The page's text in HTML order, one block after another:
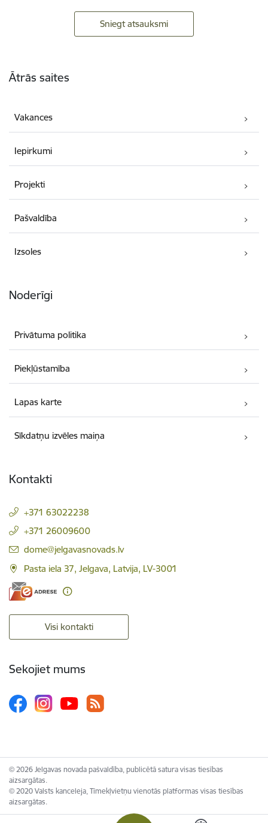
Sniegt atsauksmi
Ātrās saites
Vakances
Iepirkumi
Projekti
Pašvaldība
Izsoles
Noderīgi
Privātuma politika
Piekļūstamība
Lapas karte
Sīkdatņu izvēles maiņa
Kontakti
+371 63022238
+371 26009600
E-pasts:
dome@jelgavasnovads.lv
Pasta iela 37, Jelgava, Latvija, LV-3001
Visi kontakti
Sekojiet mums
© 2026 Jelgavas novada pašvaldība, publicētā satura visas tiesības
aizsargātas.
© 2020 Valsts kanceleja, Tīmekļvietņu vienotās platformas visas tiesības
aizsargātas.